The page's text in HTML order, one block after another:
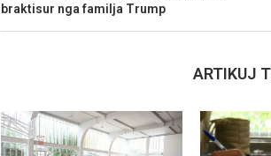
braktisur nga familja Trump
ARTIKUJ